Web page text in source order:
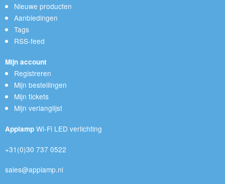
Nieuwe producten
Aanbiedingen
Tags
RSS-feed
Mijn account
Registreren
Mijn bestellingen
Mijn tickets
Mijn verlanglijst
Applamp Wi-Fi LED verlichting
+31(0)30 737 0522
sales@applamp.nl